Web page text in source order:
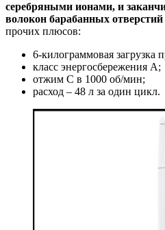
серебряными ионами, и
волокон барабанных
прочих плюсов:
6-килограммовая загрузка
класс энергосбережения A;
отжим C в 1000 об/мин;
расход – 48 л за один цикл.